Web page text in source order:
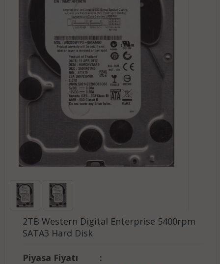
2TB Western Digital Enterprise 5400rpm
SATA3 Hard Disk
Piyasa Fiyatı
: